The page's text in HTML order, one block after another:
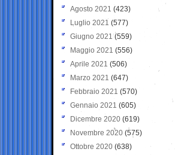
Agosto 2021 (423)
Luglio 2021 (577)
Giugno 2021(559)
Maggio 2021 (556)
Aprile 2021 (506)
Marzo 2021 (647)
Febbraio 2021 (570)
Gennaio 2021 (605)
Dicembre 2020 (619)
Novembre 2020 (575)
Ottobre 2020 (638)